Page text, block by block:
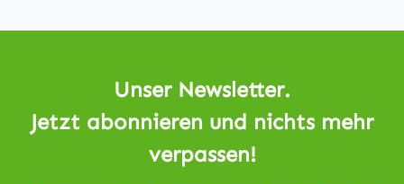
Unser Newsletter.
Jetzt abonnieren und nichts mehr
verpassen!